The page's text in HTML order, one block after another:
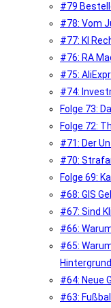
#79
#78: Vom
#77: KI
#76: RA
#75:
#74:
Folge 73:
Folge 72:
#71: Der
#70:
Folge 69:
#68: GIS
#67: Sind
#66:
#65:
Hintergrund
#64: Neue
#63: